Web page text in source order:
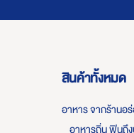
สินค้าทั้งหมด
อาหาร จากร้านอ
อาหารถิ่น ฟินถึ